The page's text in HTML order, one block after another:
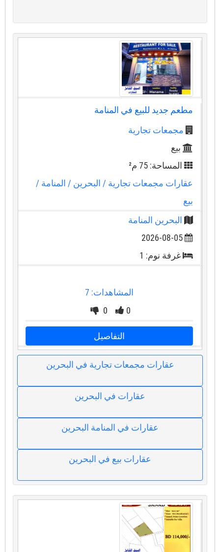
مطعم جديد للبيع في المنامة
مجمعات تجارية
بيع
المساحة: 75 م²
عقارات مجمعات تجارية/ البحرين/ المنامة/
بيع
البحرين المنامة
2026-08-05
غرفة نوم: 1
المشاهدات: 7
0
0
التفاصيل
عقارات مجمعات تجارية في البحرين
عقارات في البحرين
عقارات في المنامة البحرين
عقارات بيع في البحرين